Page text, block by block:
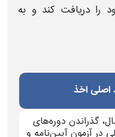
را دریافت کند و به‌
اصلی اخذ
سن ۱۸ سال، گذراندن دوره‌های
در آزمون آیین‌نامه و